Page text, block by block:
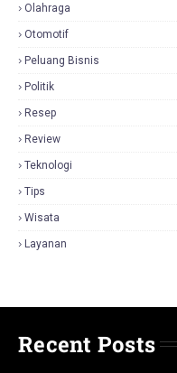
Olahraga
Otomotif
Peluang Bisnis
Politik
Resep
Review
Teknologi
Tips
Wisata
Layanan
Recent Posts